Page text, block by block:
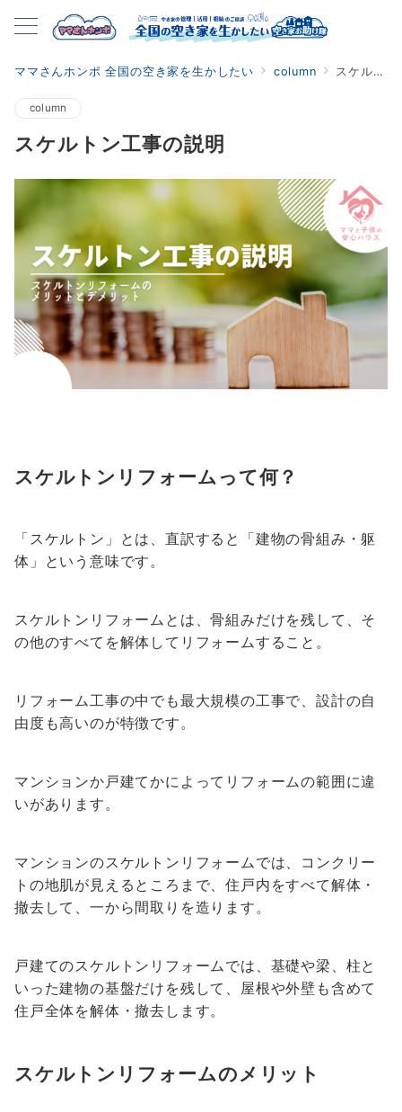
ママさんホンポ 全国の空き家を生かしたい column スケルトン工事の説明
column
スケルトン工事の説明
スケルトンリフォームって何？
「スケルトン」とは、直訳すると「建物の骨組み・躯
体」という意味です。
スケルトンリフォームとは、骨組みだけを残して、そ
の他のすべてを解体してリフォームすること。
リフォーム工事の中でも最大規模の工事で、設計の自
由度も高いのが特徴です。
マンションか戸建てかによってリフォームの範囲に違
いがあります。
マンションのスケルトンリフォームでは、コンクリー
トの地肌が見えるところまで、住戸内をすべて解体・
撤去して、一から間取りを造ります。
戸建てのスケルトンリフォームでは、基礎や梁、柱と
いった建物の基盤だけを残して、屋根や外壁も含めて
住戸全体を解体・撤去します。
スケルトンリフォームのメリット